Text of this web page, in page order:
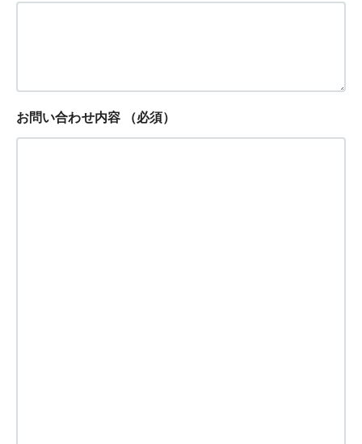
お問い合わせ内容 （必須）